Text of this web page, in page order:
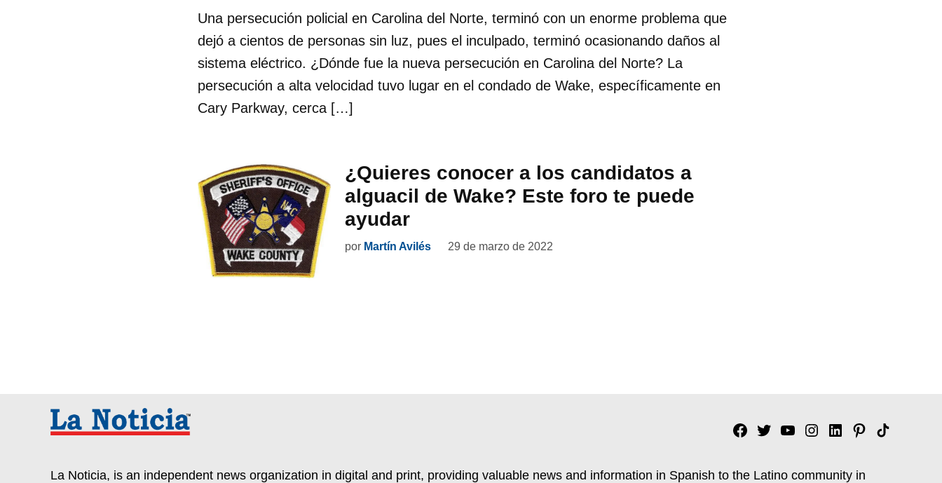
Una persecución policial en Carolina del Norte, terminó con un enorme problema que
dejó a cientos de personas sin luz, pues el inculpado, terminó ocasionando daños al
sistema eléctrico. ¿Dónde fue la nueva persecución en Carolina del Norte? La
persecución a alta velocidad tuvo lugar en el condado de Wake, específicamente en
Cary Parkway, cerca […]
¿Quieres conocer a los candidatos a
alguacil de Wake? Este foro te puede
ayudar
por Martín Avilés 29 de marzo de 2022
Facebook
TwitterYouTubeInstagram
Linkedin
Pinterest
Tik
La Noticia, is an independent news organization in digital and print, providing valuable news and information in Spanish to the Latino community in